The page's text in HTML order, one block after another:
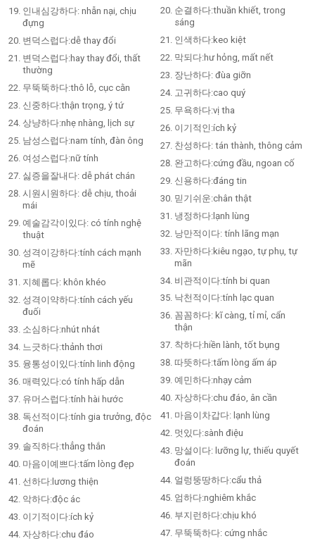
인내심강하다: nhẫn nại, chịu
đựng
변덕스럽다:dễ thay đổi
변덕스럽다:hay thay đổi, thất
thường
무뚝뚝하다:thô lỗ, cục cằn
신중하다:thận trọng, ý tứ
상냥하다:nhẹ nhàng, lịch sự
남성스럽다:nam tính, đàn ông
여성스럽다:nữ tính
싫증을잘내다: dễ phát chán
시원시원하다: dễ chịu, thoải
mái
예술감각이있다: có tính nghệ
thuật
성격이강하다:tính cách mạnh
mẽ
지혜롭다: khôn khéo
성격이약하다:tính cách yếu
đuối
소심하다:nhút nhát
느긋하다:thảnh thơi
융통성이있다:tính linh động
매력있다:có tính hấp dẫn
유머스럽다:tính hài hước
독선적이다:tính gia trưởng, độc
đoán
솔직하다:thẳng thắn
마음이예쁘다:tấm lòng đẹp
선하다:lương thiện
악하다:độc ác
이기적이다:ích kỷ
자상하다:chu đáo
순결하다:thuần khiết, trong
sáng
인색하다:keo kiệt
막되다:hư hỏng, mất nết
장난하다: đùa giỡn
고귀하다:cao quý
무욕하다:vị tha
이기적인:ích kỷ
찬성하다: tán thành, thông cảm
완고하다:cứng đầu, ngoan cố
신용하다:đáng tin
믿기쉬운:chân thật
냉정하다:lạnh lùng
낭만적이다: tính lãng mạn
자만하다:kiêu ngạo, tự phụ, tự
mãn
비관적이다:tính bi quan
낙천적이다:tính lạc quan
꼼꼼하다: kĩ càng, tỉ mỉ, cẩn
thận
착하다:hiền lành, tốt bụng
따뜻하다:tấm lòng ấm áp
예민하다:nhạy cảm
자상하다:chu đáo, ân cần
마음이차갑다: lạnh lùng
멋있다:sành điệu
망설이다: lưỡng lự, thiếu quyết
đoán
얼렁뚱땅하다:cẩu thả
엄하다:nghiêm khắc
부지런하다:chịu khó
무뚝뚝하다: cứng nhắc